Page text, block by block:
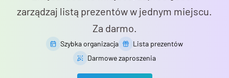
zarządzaj listą prezentów w jednym miejscu.
Za darmo.
Szybka organizacja
Lista prezentów
Darmowe zaproszenia